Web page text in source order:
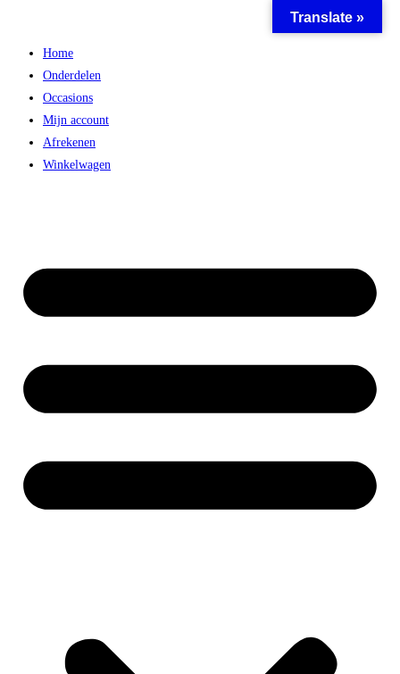
Home
Onderdelen
Occasions
Mijn account
Afrekenen
Winkelwagen
Translate »